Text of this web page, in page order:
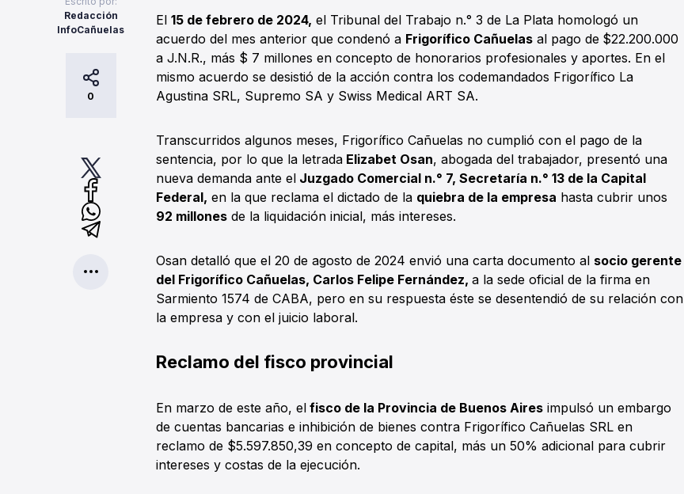
Redacción
InfoCañuelas
0
El 15 de febrero de 2024, el Tribunal del Trabajo n.° 3 de La Plata homologó un
acuerdo del mes anterior que condenó a Frigorífico Cañuelas al pago de $22.200.000
a J.N.R., más $ 7 millones en concepto de honorarios profesionales y aportes. En el
mismo acuerdo se desistió de la acción contra los codemandados Frigorífico La
Agustina SRL, Supremo SA y Swiss Medical ART SA.
Transcurridos algunos meses, Frigorífico Cañuelas no cumplió con el pago de la
sentencia, por lo que la letrada Elizabet Osan, abogada del trabajador, presentó una
nueva demanda ante el Juzgado Comercial n.° 7, Secretaría n.° 13 de la Capital
Federal, en la que reclama el dictado de la quiebra de la empresa hasta cubrir unos
92 millones de la liquidación inicial, más intereses.
Osan detalló que el 20 de agosto de 2024 envió una carta documento al socio gerente
del Frigorífico Cañuelas, Carlos Felipe Fernández, a la sede oficial de la firma en
Sarmiento 1574 de CABA, pero en su respuesta éste se desentendió de su relación con
la empresa y con el juicio laboral.
Reclamo del fisco provincial
En marzo de este año, el fisco de la Provincia de Buenos Aires impulsó un embargo
de cuentas bancarias e inhibición de bienes contra Frigorífico Cañuelas SRL en
reclamo de $5.597.850,39 en concepto de capital, más un 50% adicional para cubrir
intereses y costas de la ejecución.